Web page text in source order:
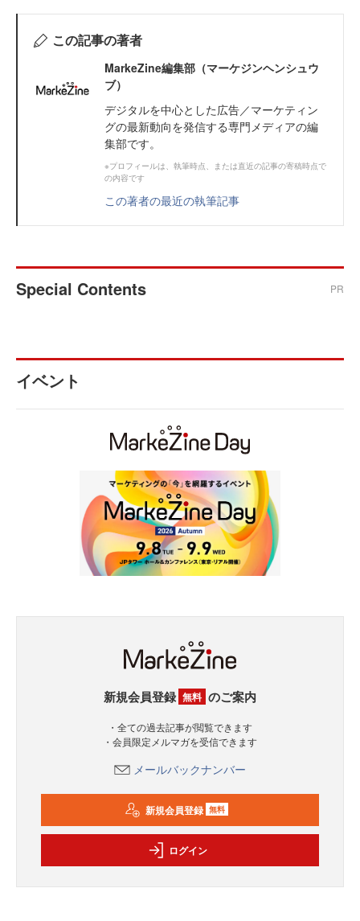
この記事の著者
MarkeZine編集部（マーケジンヘンシュウ
ブ）
デジタルを中心とした広告／マーケティン
グの最新動向を発信する専門メディアの編
集部です。
※プロフィールは、執筆時点、または直近の記事の寄稿時点で
の内容です
この著者の最近の執筆記事
Special Contents PR
イベント
新規会員登録 無料 のご案内
・全ての過去記事が閲覧できます
・会員限定メルマガを受信できます
メールバックナンバー
新規会員登録 無料
ログイン